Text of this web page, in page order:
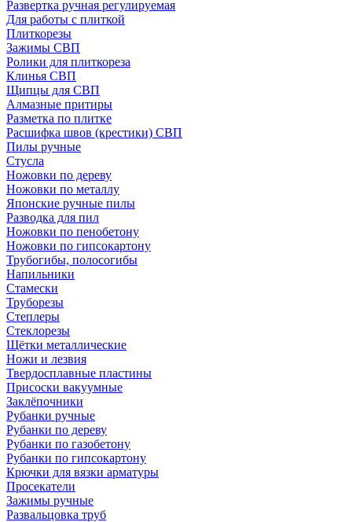
Развертка ручная регулируемая
Для работы с плиткой
Плиткорезы
Зажимы СВП
Ролики для плиткореза
Клинья СВП
Щипцы для СВП
Алмазные притиры
Разметка по плитке
Расшифка швов (крестики) СВП
Пилы ручные
Стусла
Ножовки по дереву
Ножовки по металлу
Японские ручные пилы
Разводка для пил
Ножовки по пенобетону
Ножовки по гипсокартону
Трубогибы, полосогибы
Напильники
Стамески
Труборезы
Степлеры
Стеклорезы
Щётки металлические
Ножи и лезвия
Твердосплавные пластины
Присоски вакуумные
Заклёпочники
Рубанки ручные
Рубанки по дереву
Рубанки по газобетону
Рубанки по гипсокартону
Крючки для вязки арматуры
Просекатели
Зажимы ручные
Развальцовка труб